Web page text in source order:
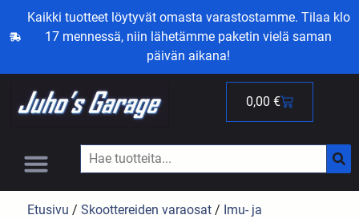
Kaikki tuotteet löytyvät omasta varastostamme. Tilaa klo
17 mennessä, niin lähetämme paketin vielä saman
päivän aikana!
0,00 €
Etusivu /Skoottereiden varaosat / Imu- ja